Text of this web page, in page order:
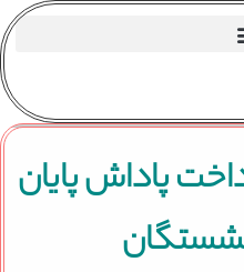
پاداش پایان